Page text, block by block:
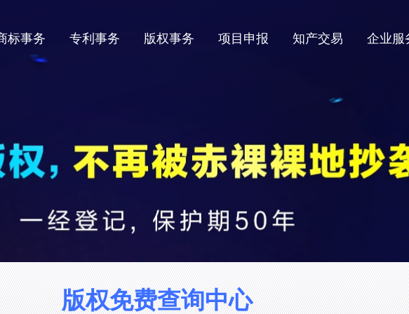
标事务 专利事务 版权事务 项目申报 知产交易 企业服
版权免费查询中心